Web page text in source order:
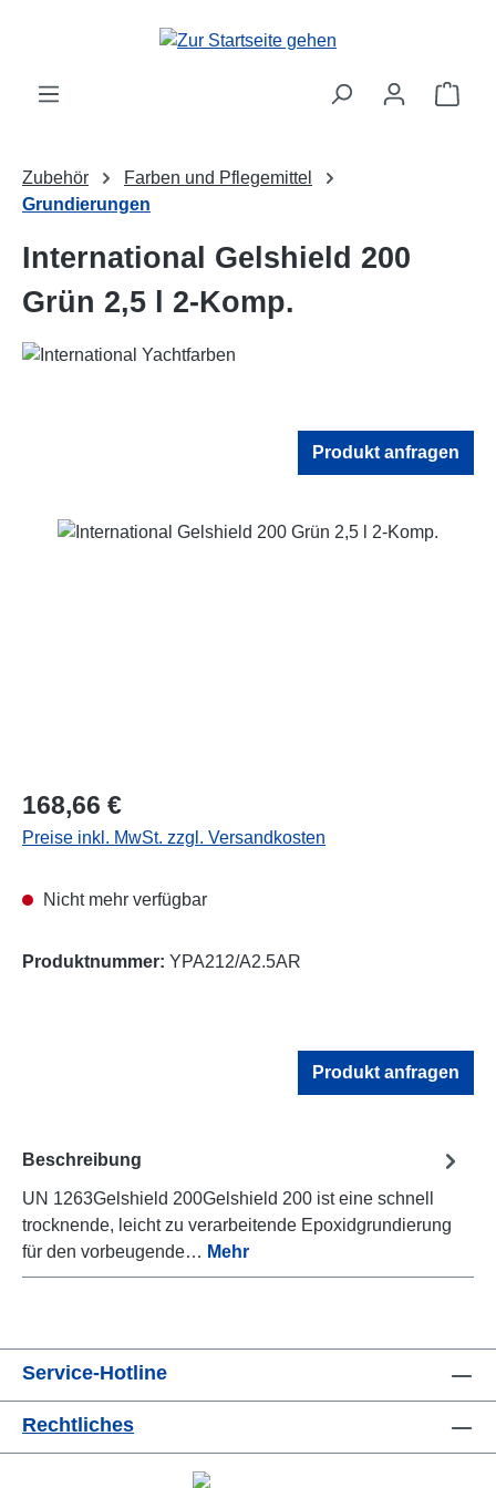
Zum Hauptinhalt springen
Zubehör
Farben und Pflegemittel
Grundierungen
International Gelshield 200
Grün 2,5 l 2-Komp.
Produkt anfragen
Bildergalerie überspringen
Regulärer Preis:
168,66 €
Preise inkl. MwSt. zzgl. Versandkosten
Nicht mehr verfügbar
Produktnummer: YPA212/A2.5AR
Produkt anfragen
Beschreibung
UN 1263Gelshield 200Gelshield 200 ist eine schnell
trocknende, leicht zu verarbeitende Epoxidgrundierung
für den vorbeugende… Mehr
Service-Hotline
Rechtliches